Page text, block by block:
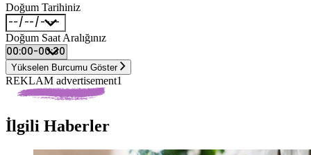
Doğum Tarihiniz
Doğum Saat Aralığınız
Yükselen Burcumu Göster
REKLAM advertisement1
İlgili Haberler